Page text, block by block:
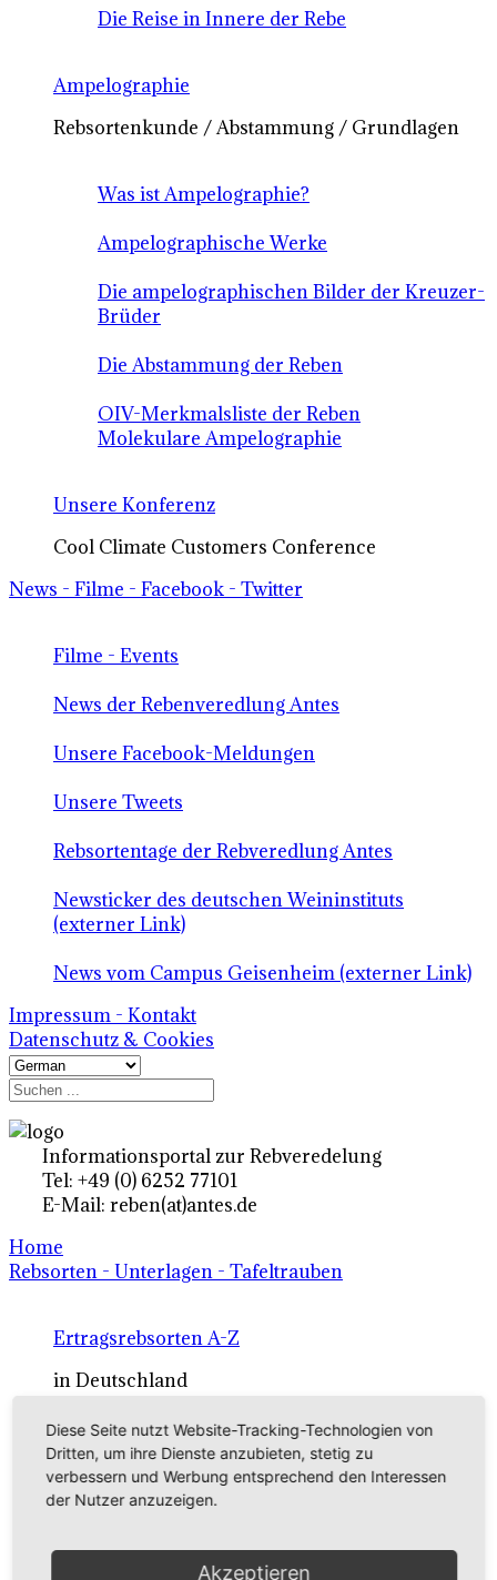
Die Reise in Innere der Rebe
Ampelographie
Rebsortenkunde / Abstammung / Grundlagen
Was ist Ampelographie?
Ampelographische Werke
Die ampelographischen Bilder der Kreuzer-
Brüder
Die Abstammung der Reben
OIV-Merkmalsliste der Reben
Molekulare Ampelographie
Unsere Konferenz
Cool Climate Customers Conference
News - Filme - Facebook - Twitter
Filme - Events
News der Rebenveredlung Antes
Unsere Facebook-Meldungen
Unsere Tweets
Rebsortentage der Rebveredlung Antes
Newsticker des deutschen Weininstituts
(externer Link)
News vom Campus Geisenheim (externer Link)
Impressum - Kontakt
Datenschutz & Cookies
Informationsportal zur Rebveredelung
Tel: +49 (0) 6252 77101
E-Mail: reben(at)antes.de
Home
Rebsorten - Unterlagen - Tafeltrauben
Ertragsrebsorten A-Z
in Deutschland
Rebsorten international
externe Links
Tafeltraubensorten
Diese Seite nutzt Website-Tracking-Technologien von
Dritten, um ihre Dienste anzubieten, stetig zu
verbessern und Werbung entsprechend den Interessen
der Nutzer anzuzeigen.
Akzeptieren